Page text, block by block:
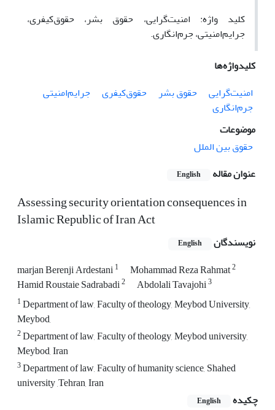
کلید واژه: امنیت‌گرایی، حقوق بشر، حقوق‌کیفری،
جرایم‌امنیتی، جرم‌انگاری.
کلیدواژه‌ها
امنیت‌گرایی
حقوق بشر حقوق‌کیفری
جرایم‌امنیتی
جرم‌انگاری
موضوعات
حقوق بین الملل
عنوان مقاله
English
Assessing security orientation consequences in
Islamic Republic of Iran Act
نویسندگان English
marjan Berenji Ardestani1 Mohammad Reza Rahmat2
Hamid Roustaie Sadrabadi2 Abdolali Tavajohi3
1Department of law, Faculty of theology, Meybod University,
Meybod,
2Department of law, Faculty of theology, Meybod university,
Meybod, Iran
3Department of law, Faculty of humanity science, Shahed
university ,Tehran, Iran
چکیده
English